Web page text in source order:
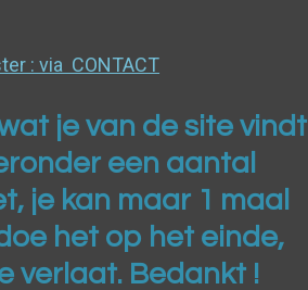
: via CONTACT
je van de site vindt
een aantal
je kan maar 1 maal
het op het einde,
verlaat. Bedankt !